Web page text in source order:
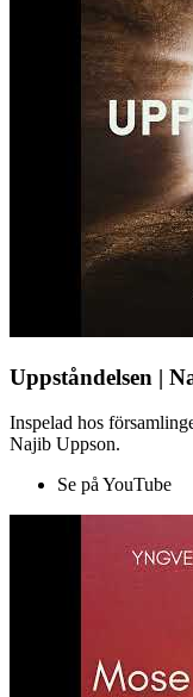
Uppståndelsen |
Inspelad hos
Najib Uppson.
Se på YouTube